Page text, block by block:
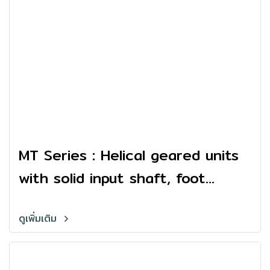
MT Series : Helical geared units
with solid input shaft, foot
ดูเพิ่มเติม